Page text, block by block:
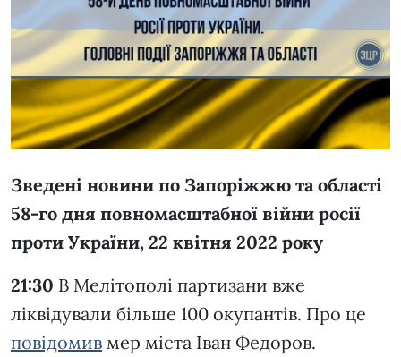
Зведені новини по Запоріжжю та області
58-го дня повномасштабної війни росії
проти України, 22 квітня 2022 року
21:30 В Мелітополі партизани вже
ліквідували більше 100 окупантів. Про це
повідомив мер міста Іван Федоров.